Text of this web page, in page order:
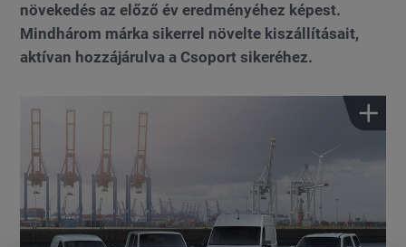
növekedés az előző év eredményéhez képest.
Mindhárom márka sikerrel növelte kiszállításait,
aktívan hozzájárulva a Csoport sikeréhez.